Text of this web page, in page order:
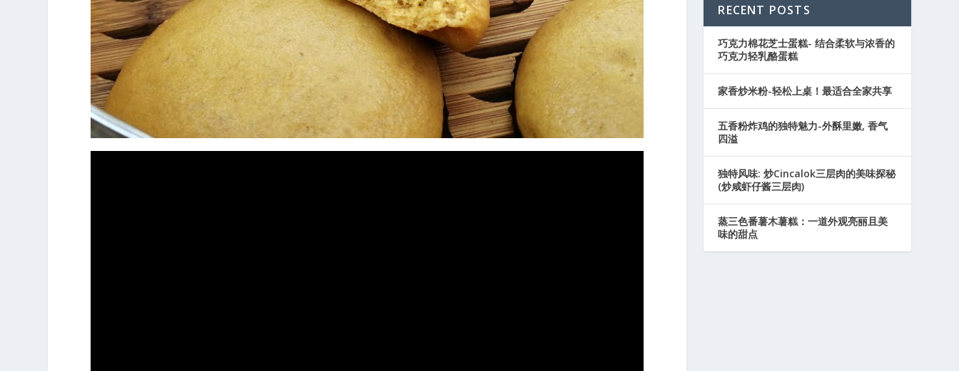
RECENT POSTS
巧克力棉花芝士蛋糕- 结合柔软与浓香的
巧克力轻乳酪蛋糕
家香炒米粉-轻松上桌！最适合全家共享
五香粉炸鸡的独特魅力-外酥里嫩, 香气
四溢
独特风味: 炒Cincalok三层肉的美味探秘
(炒咸虾仔酱三层肉)
蒸三色番薯木薯糕：一道外观亮丽且美
味的甜点